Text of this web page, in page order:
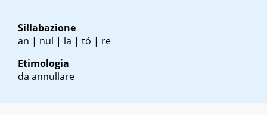
Sillabazione
an | nul | la | tó | re
Etimologia
da annullare